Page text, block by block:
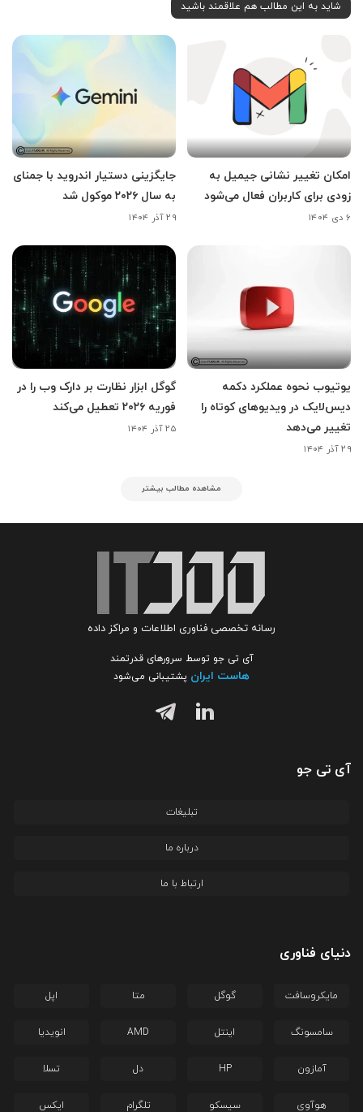
شاید به این مطالب هم علاقمند باشید
امکان تغییر نشانی جیمیل به
زودی برای کاربران فعال می‌شود
۶ دی ۱۴۰۴
جایگزینی دستیار اندروید با جمنای
به سال ۲۰۲۶ موکول شد
۲۹ آذر ۱۴۰۴
یوتیوب نحوه عملکرد دکمه
دیس‌لایک در ویدیوهای کوتاه را
تغییر می‌دهد
۲۹ آذر ۱۴۰۴
گوگل ابزار نظارت بر دارک وب را در
فوریه ۲۰۲۶ تعطیل می‌کند
۲۵ آذر ۱۴۰۴
مشاهده مطالب بیشتر
رسانه تخصصی فناوری اطلاعات و مراکز داده
آی تی جو توسط سرورهای قدرتمند
هاست ایران پشتیبانی می‌شود
آی تی جو
تبلیغات
درباره ما
ارتباط با ما
دنیای فناوری
مایکروسافت گوگل متا اپل
سامسونگ اینتل AMD انویدیا
آمازون HP دل تسلا
هوآوی سیسکو تلگرام ایکس